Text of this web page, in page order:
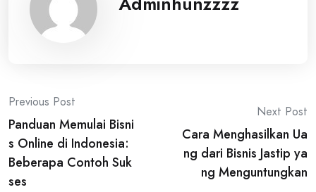
Post
navigation
Previous Post
Panduan Memulai Bisni
s Online di Indonesia:
Beberapa Contoh Suk
ses
Next Post
Cara Menghasilkan Ua
ng dari Bisnis Jastip ya
ng Menguntungkan